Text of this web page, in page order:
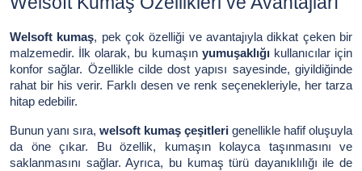
Welsoft kumaş, pek çok özelliği ve avantajıyla dikkat çeken bir
malzemedir. İlk olarak, bu kumaşın yumuşaklığıkullanıcılar için
konfor sağlar. Özellikle cilde dost yapısı sayesinde, giyildiğinde
rahat bir his verir. Farklı desen ve renk seçenekleriyle, her tarza
hitap edebilir.
Bunun yanı sıra, welsoft kumaş çeşitleri genellikle hafif oluşuyla
da öne çıkar. Bu özellik, kumaşın kolayca taşınmasını ve
saklanmasını sağlar. Ayrıca, bu kumaş türü dayanıklılığı ile de